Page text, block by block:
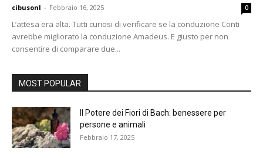
cibusonl - Febbraio 16, 2025 0
L’attesa era alta. Tutti curiosi di verificare se la conduzione Conti
avrebbe migliorato la conduzione Amadeus. E giusto per non
consentire di comparare due...
MOST POPULAR
Il Potere dei Fiori di Bach: benessere per
persone e animali
Febbraio 17, 2025